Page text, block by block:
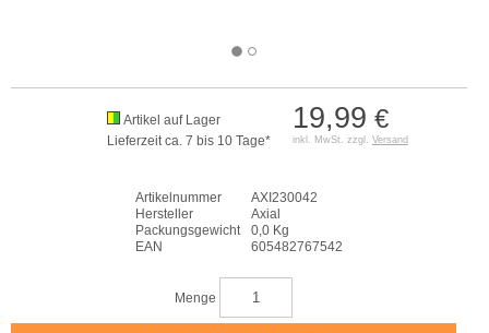
19,99 €
inkl. MwSt. zzgl. Versand
Artikel auf Lager
Lieferzeit ca. 7 bis 10 Tage*
Artikelnummer
AXI230042
Hersteller
Axial
Packungsgewicht
0,0 Kg
EAN
605482767542
Menge